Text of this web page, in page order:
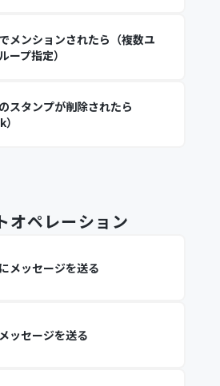
メンションされたら（複数ユ
ープ指定）
スタンプが削除されたら
オペレーション
メッセージを送る
ッセージを送る